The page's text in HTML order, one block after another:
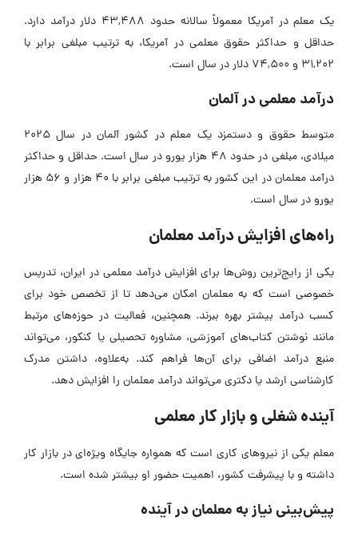
یک معلم در آمریکا معمولاً سالانه حدود 43,488 دلار درآمد دارد.
حداقل و حداکثر حقوق معلمی در آمریکا، به ترتیب مبلغی برابر با
31,202 و 74,500 دلار در سال است.
درآمد معلمی در آلمان
متوسط حقوق و دستمزد یک معلم در کشور آلمان در سال 2025
میلادی، مبلغی در حدود 48 هزار یورو در سال است. حداقل و حداکثر
درآمد معلمان در این کشور به ترتیب مبلغی برابر با 40 هزار و 56 هزار
یورو در سال است.
راه‌های افزایش درآمد معلمان
یکی از رایج‌ترین روش‌ها برای افزایش درآمد معلمی در ایران، تدریس
خصوصی است که به معلمان امکان می‌دهد تا از تخصص خود برای
کسب درآمد بیشتر بهره ببرند. همچنین، فعالیت در حوزه‌های مرتبط
مانند نوشتن کتاب‌های آموزشی، مشاوره تحصیلی یا کنکور، می‌تواند
منبع درآمد اضافی برای آن‌ها فراهم کند. به‌علاوه، داشتن مدرک
کارشناسی ارشد یا دکتری می‌تواند درآمد معلمان را افزایش دهد.
آینده شغلی و بازار کار معلمی
معلم یکی از نیروهای کاری است که همواره جایگاه ویژه‌ای در بازار کار
داشته و با پیشرفت کشور، اهمیت حضور او بیشتر شده است.
پیش‌بینی نیاز به معلمان در آینده